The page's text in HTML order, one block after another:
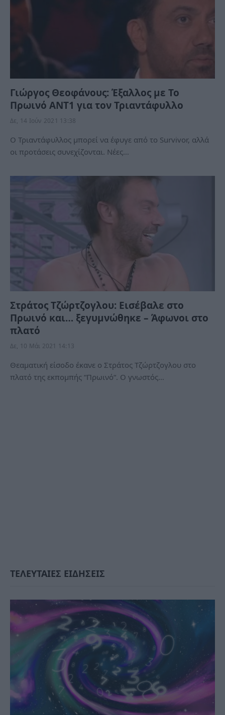
Γιώργος Θεοφάνους: Έξαλλος με Το
Πρωινό ANT1 για τον Τριαντάφυλλο
Δε, 14 Ιούν 2021 13:38
Ο Τριαντάφυλλος μπορεί να έφυγε από το Survivor, αλλά
οι προτάσεις συνεχίζονται. Νέες…
Στράτος Τζώρτζογλου: Εισέβαλε στο
Πρωινό και… ξεγυμνώθηκε – Άφωνοι στο
πλατό
Δε, 10 Μάι 2021 14:13
Θεαματική είσοδο έκανε ο Στράτος Τζώρτζογλου στο
πλατό της εκπομπής “Πρωινό“. Ο γνωστός…
ΤΕΛΕΥΤΑΙΕΣ ΕΙΔΗΣΕΙΣ